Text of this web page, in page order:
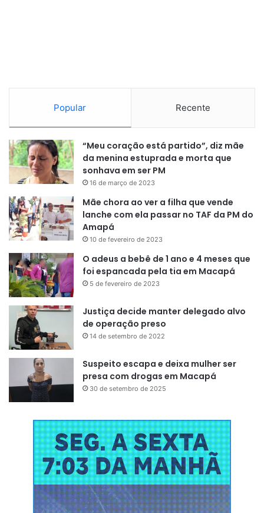
Popular Recente
“Meu coração está partido”, diz mãe
da menina estuprada e morta que
sonhava em ser PM
16 de março de 2023
Mãe chora ao ver a filha que vende
lanche com ela passar no TAF da PM do
Amapá
10 de fevereiro de 2023
O adeus a bebê de 1 ano e 4 meses que
foi espancada pela tia em Macapá
5 de fevereiro de 2023
Justiça decide manter delegado alvo
de operação preso
14 de setembro de 2022
Suspeito escapa e deixa mulher ser
presa com drogas em Macapá
30 de setembro de 2025